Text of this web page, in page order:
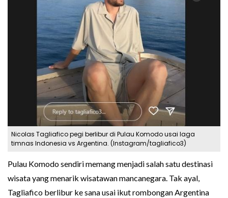
Nicolas Tagliafico pegi berlibur di Pulau Komodo usai laga
timnas Indonesia vs Argentina. (Instagram/tagliafico3)
Pulau Komodo sendiri memang menjadi salah satu destinasi
wisata yang menarik wisatawan mancanegara. Tak ayal,
Tagliafico berlibur ke sana usai ikut rombongan Argentina